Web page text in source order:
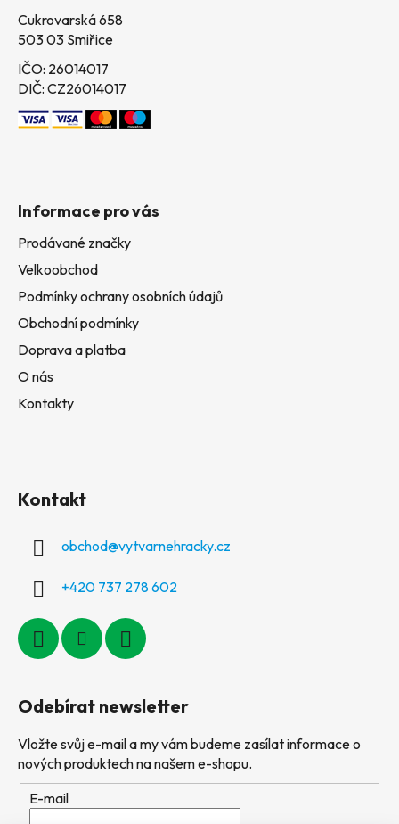
Cukrovarská 658
503 03 Smiřice
IČO: 26014017
DIČ: CZ26014017
Informace pro vás
Prodávané značky
Velkoobchod
Podmínky ochrany osobních údajů
Obchodní podmínky
Doprava a platba
O nás
Kontakty
Kontakt
obchod@vytvarnehracky.cz
+420 737 278 602
Odebírat newsletter
Vložte svůj e-mail a my vám budeme zasílat informace o
nových produktech na našem e-shopu.
E-mail